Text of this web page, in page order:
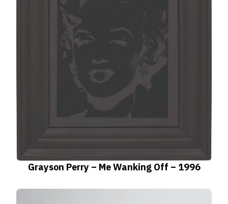
Grayson Perry – Me Wanking Off – 1996